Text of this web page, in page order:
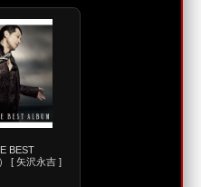
BEST
[ 矢沢永吉 ]